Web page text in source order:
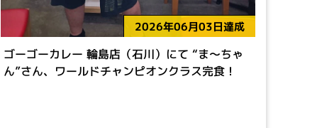
2026年06月03日達成
ゴーゴーカレー 輪島店（石川）にて “ま～ちゃ
ん”さん、ワールドチャンピオンクラス完食！